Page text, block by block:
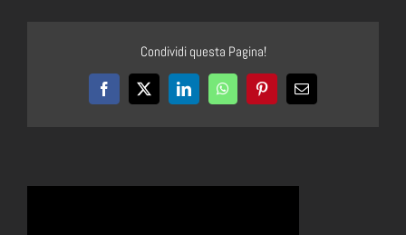
Condividi questa Pagina!
Facebook
X LinkedInWhatsAppPinterestEmail